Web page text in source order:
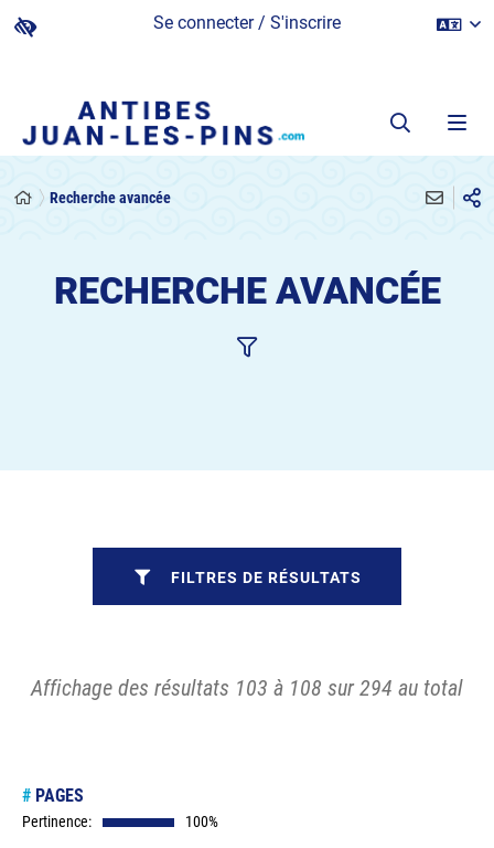
Se connecter / S'inscrire
Recherche avancée
RECHERCHE AVANCÉE
Affichage des résultats 103 à 108 sur 294 au total
# PAGES
Pertinence: 100%
FILTRES DE RÉSULTATS